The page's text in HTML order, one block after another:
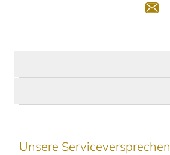
Unsere Serviceversprechen